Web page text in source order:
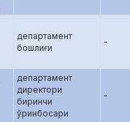
департамент
бошлиғи
-
департамент
директори
биринчи
ўринбосари
-